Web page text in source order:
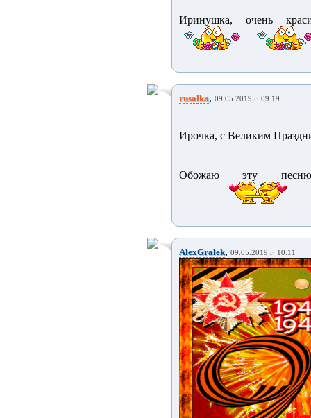
Иринушка, очень
rusalka, 09.05.2019 г. 09:19
Ирочка, с Великим
Обожаю эту
AlexGralek, 09.05.2019 г. 10:11